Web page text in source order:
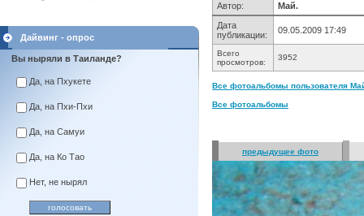
Дайвинг - опрос
Вы ныряли в Таиланде?
Да, на Пхукете
Да, на Пхи-Пхи
Да, на Самуи
Да, на Ко Тао
Нет, не нырял
Автор:
Май.
Дата
публикации:
09.05.2009 17:49
Всего
просмотров:
3952
Все фотоальбомы пользователя
Все фотоальбомы
предыдущее фото